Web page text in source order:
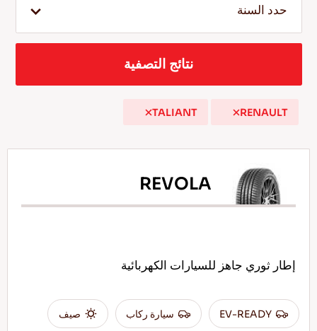
الخدمة والمساعدة
نصائح للقيادة في الثلج
اقرأ المزيد
حدد السنة
نتائج التصفية
RENAULT
TALIANT
REVOLA
إطار ثوري جاهز للسيارات الكهربائية
EV-READY سيارة ركاب صيف